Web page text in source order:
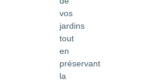
vos
jardins
tout
en
préservant
la